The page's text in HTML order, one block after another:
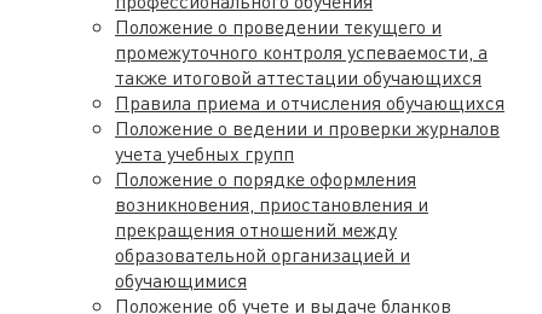
Положение о проведении текущего и
промежуточного контроля успеваемости, а
также итоговой аттестации обучающихся
Правила приема и отчисления обучающихся
Положение о ведении и проверки журналов
учета учебных групп
Положение о порядке оформления
возникновения, приостановления и
прекращения отношений между
образовательной организацией и
обучающимися
Положение об учете и выдаче бланков